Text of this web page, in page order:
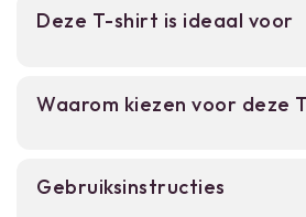
Deze T-shirt is ideaal voor
dragen. Perfect voor wie
Waarom kiezen voor deze
Vintage pin-up print
Gebruiksinstructies